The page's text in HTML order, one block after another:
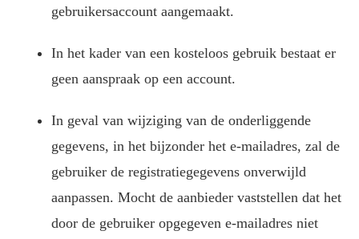
gebruikersaccount aangemaakt.
In het kader van een kosteloos gebruik bestaat er
geen aanspraak op een account.
In geval van wijziging van de onderliggende
gegevens, in het bijzonder het e-mailadres, zal de
gebruiker de registratiegegevens onverwijld
aanpassen. Mocht de aanbieder vaststellen dat het
door de gebruiker opgegeven e-mailadres niet